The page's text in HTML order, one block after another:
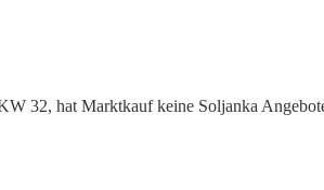
32, hat Marktkauf keine Soljanka